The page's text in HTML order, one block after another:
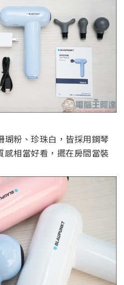
瑚粉、珍珠白，皆採用鋼琴
感相當好看，擺在房間當裝